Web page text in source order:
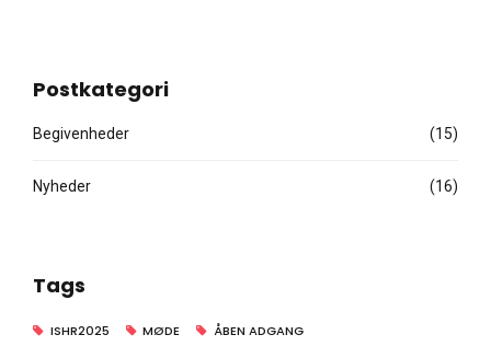
Postkategori
Begivenheder (15)
Nyheder (16)
Tags
ISHR2025 MØDE
ÅBEN ADGANG